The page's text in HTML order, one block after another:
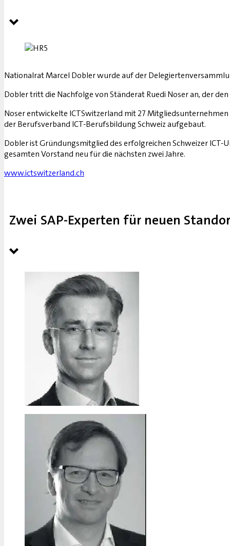
Nationalrat Marcel Dobler wurde auf der
Dobler tritt die Nachfolge von Ständerat Ruedi Noser an, der
Noser entwickelte ICTSwitzerland mit 27
der Berufsverband ICT-Berufsbildung Schweiz aufgebaut.
Dobler ist Gründungsmitglied des erfolgreichen Schweizer ICT-
gesamten Vorstand neu für die nächsten zwei Jahre.
www.ictswitzerland.ch
Zwei SAP-Experten für neuen